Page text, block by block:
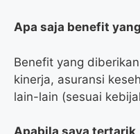
Apa saja benefit
Benefit yang
kinerja, asuransi
lain-lain (sesuai